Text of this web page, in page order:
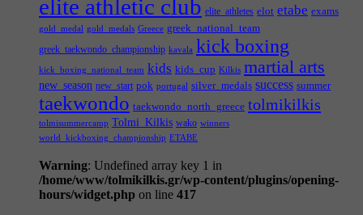
elite athletic club elite_athletes elot etabe exams
gold_medal gold_medals Greece greek_national_team
greek_taekwondo_championship kavala kick boxing
kick_boxing_national_team kids kids_cup Kilkis martial arts
new_season new_start pok portugal silver_medals success summer
taekwondo taekwondo_north_greece tolmikilkis
tolmisummercamp Tolmi_Kilkis wako winners
world_kickboxing_championship ΕΤΑΒΕ
Warning: Undefined array key 1 in
/home/www/tolmikilkis.gr/wp-content/plugins/opening-
hours/widget.php on line 417